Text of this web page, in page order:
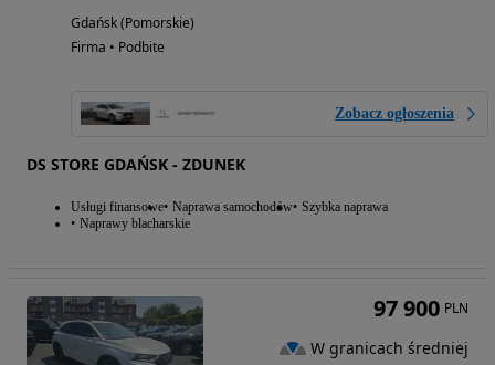
Gdańsk (Pomorskie)
Firma • Podbite
Zobacz ogłoszenia
DS STORE GDAŃSK - ZDUNEK
Usługi finansowe Naprawa samochodów Szybka naprawa
Naprawy blacharskie
97 900 PLN
W granicach średniej